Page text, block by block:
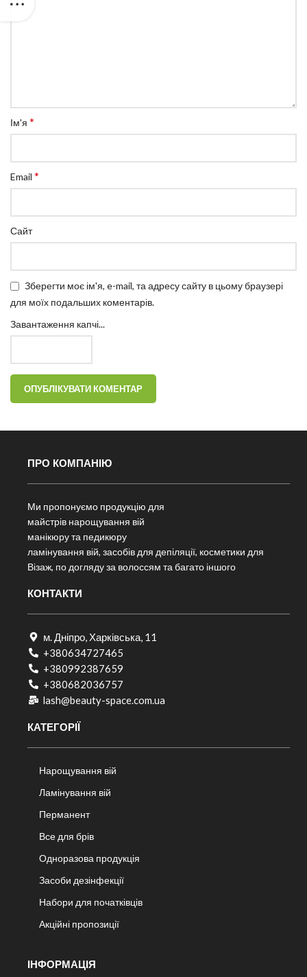
Ім'я *
Email *
Сайт
Зберегти моє ім'я, e-mail, та адресу сайту в цьому браузері
для моїх подальших коментарів.
Завантаження капчі...
ПРО КОМПАНІЮ
Ми пропонуємо продукцію для
майстрів нарощування вій
манікюру та педикюру
ламінування вій, засобів для депіляції, косметики для
Візаж, по догляду за волоссям та багато іншого
КОНТАКТИ
м. Дніпро, Харківська, 11
+380634727465
+380992387659
+380682036757​
lash@beauty-space.com.ua
КАТЕГОРІЇ
Нарощування вій
Ламінування вій
Перманент
Все для брів
Одноразова продукція
Засоби дезінфекції
Набори для початківців
Акційні пропозиції
ІНФОРМАЦІЯ